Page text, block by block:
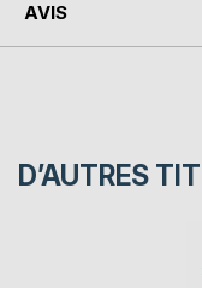
AVIS
D’AUTRES